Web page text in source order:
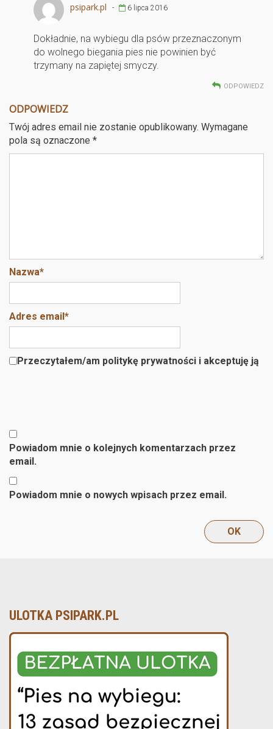
psipark.pl - 6 lipca 2016
Dokładnie, na wybiegu dla psów przeznaczonym
do wolnego biegania pies nie powinien być
trzymany na zapiętej smyczy.
ODPOWIEDZ
ODPOWIEDZ
Twój adres email nie zostanie opublikowany. Wymagane
pola są oznaczone *
Nazwa*
Adres email*
Przeczytałem/am politykę prywatności i akceptuję ją
Powiadom mnie o kolejnych komentarzach przez
email.
Powiadom mnie o nowych wpisach przez email.
ULOTKA PSIPARK.PL